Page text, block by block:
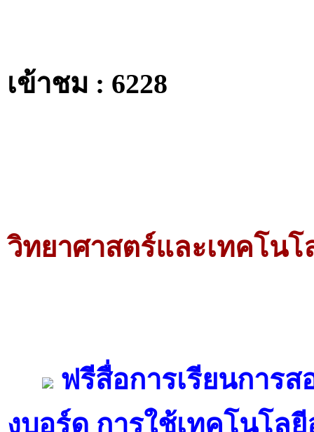
เข้าชม : 6228
วิทยาศาสตร์และเทคโน
ฟรีสื่อการเรียนการส
งบอร์ด การใช้เทคโนโล